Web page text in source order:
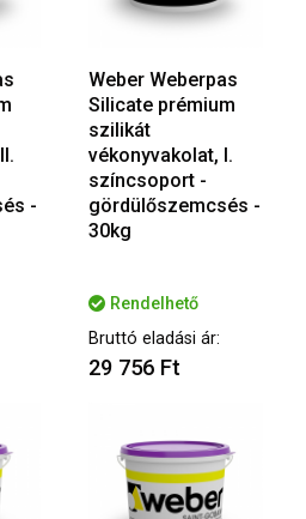
-
Weber Weberpas
Silicate prémium
szilikát
vékonyvakolat, I.
színcsoport -
gördülőszemcsés -
30kg
Rendelhető
Bruttó eladási ár:
29 756 Ft